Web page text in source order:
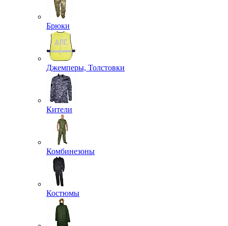
Брюки
Джемперы, Толстовки
Кители
Комбинезоны
Костюмы